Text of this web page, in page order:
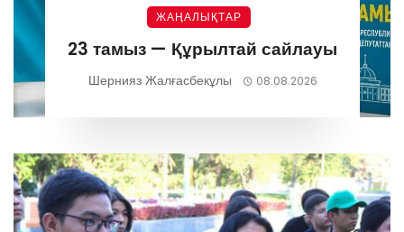
ЖАҢАЛЫҚТАР
23 тамыз — Құрылтай сайлауы
Шернияз Жалғасбекұлы 08.08.2026